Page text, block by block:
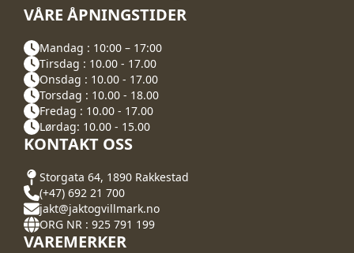
VÅRE ÅPNINGSTIDER
Mandag : 10:00 – 17:00
Tirsdag : 10.00 - 17.00
Onsdag : 10.00 - 17.00
Torsdag : 10.00 - 18.00
Fredag : 10.00 - 17.00
Lørdag: 10.00 - 15.00
KONTAKT OSS
Storgata 64, 1890 Rakkestad
(+47) 692 21 700
jakt@jaktogvillmark.no
ORG NR : 925 791 199
VAREMERKER